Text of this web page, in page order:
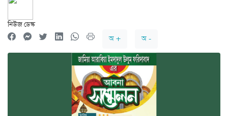
নিউজ ডেস্ক
অ +
অ -